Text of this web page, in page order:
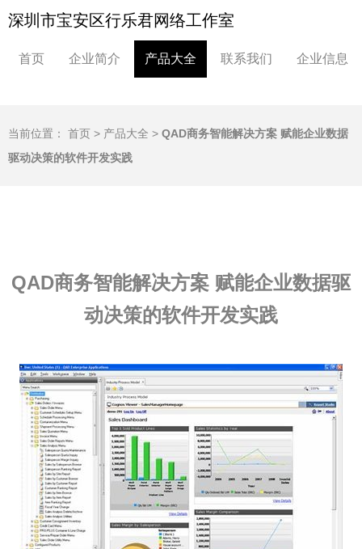
深圳市宝安区行乐君网络工作室
首页 企业简介 产品大全 联系我们 企业信息
当前位置： 首页 > 产品大全 > QAD商务智能解决方案 赋能企业数据
驱动决策的软件开发实践
QAD商务智能解决方案 赋能企业数据驱
动决策的软件开发实践